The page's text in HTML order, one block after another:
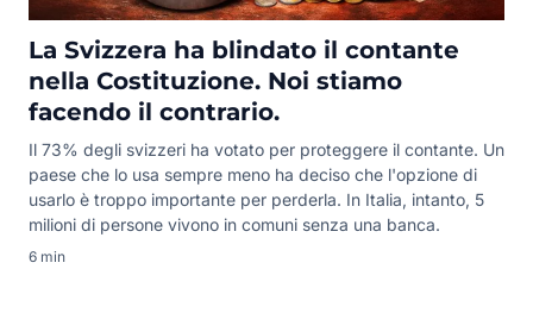
La Svizzera ha blindato il contante
nella Costituzione. Noi stiamo
facendo il contrario.
Il 73% degli svizzeri ha votato per proteggere il contante. Un
paese che lo usa sempre meno ha deciso che l'opzione di
usarlo è troppo importante per perderla. In Italia, intanto, 5
milioni di persone vivono in comuni senza una banca.
6 min